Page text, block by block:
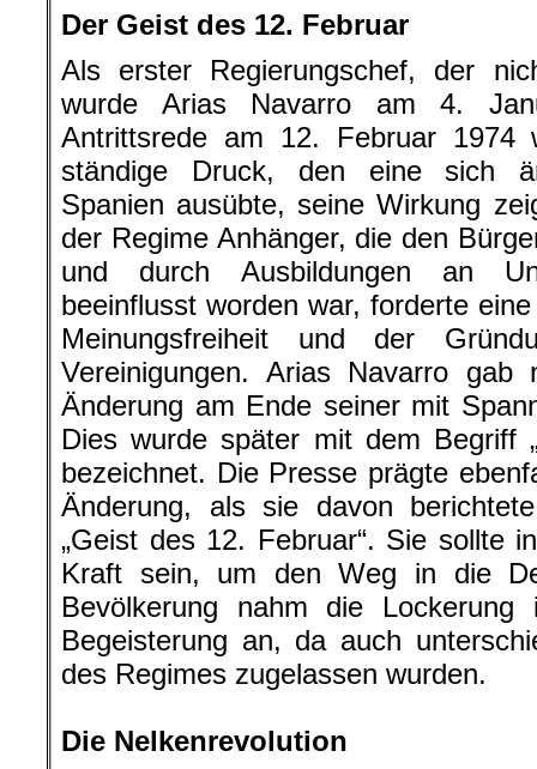
Der Geist des 12. Februar
Als erster Regierungschef, der
wurde Arias Navarro am 4.
Antrittsrede am 12. Februar 1974
ständige Druck, den eine sich
Spanien ausübte, seine Wirkung
der Regime Anhänger, die den
und durch Ausbildungen an
beeinflusst worden war, forderte
Meinungsfreiheit und der
Vereinigungen. Arias Navarro gab
Änderung am Ende seiner mit
Dies wurde später mit dem Begriff
bezeichnet. Die Presse prägte
Änderung, als sie davon
„Geist des 12. Februar“. Sie sollte
Kraft sein, um den Weg in die
Bevölkerung nahm die
Begeisterung an, da auch
des Regimes zugelassen wurden.
Die Nelkenrevolution